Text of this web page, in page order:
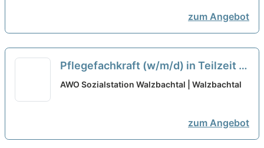
zum Angebot
Pflegefachkraft (w/m/d) in Teilzeit -
Werde Teil von uns! neu
AWO Sozialstation Walzbachtal | Walzbachtal
zum Angebot